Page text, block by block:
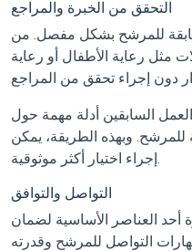
التحقق من الخبرة والمراجع
للمرشح بشكل مفصل. من
مثل رعاية الأطفال أو رعاية
السابقين أدلة مهمة حول
وبهذه الطريقة، يمكن
إجراء اختيار أكثر موثوقية.
التواصل والتوافق
أحد العناصر الأساسية لضمان
التواصل للمرشح وقدرته